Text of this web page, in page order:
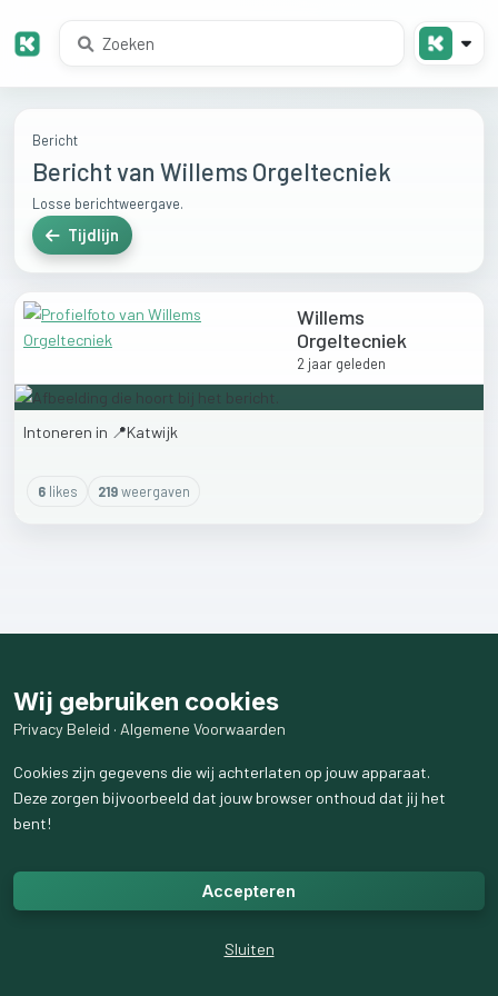
Bericht
Bericht van Willems Orgeltecniek
Losse berichtweergave.
Tijdlijn
Willems
Orgeltecniek
2 jaar geleden
Intoneren in 📍Katwijk
6likes 219weergaven
Wij gebruiken cookies
Privacy Beleid · Algemene Voorwaarden
Cookies zijn gegevens die wij achterlaten op jouw apparaat.
Deze zorgen bijvoorbeeld dat jouw browser onthoud dat jij het
bent!
Accepteren
Sluiten